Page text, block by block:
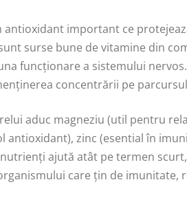
important ce
surse bune de vitamine din
funcționare a sistemului
concentrării pe
aduc magneziu (util pentru
antioxidant), zinc (esential în
ajută atât pe termen
care țin de imunitate,